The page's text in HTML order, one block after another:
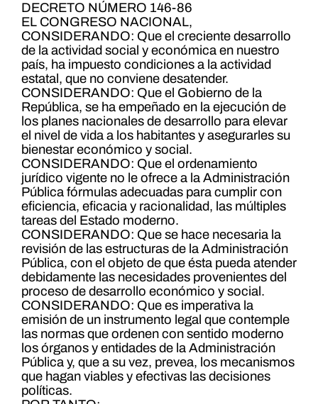
DECRETO NÚMERO 146-86
EL CONGRESO NACIONAL,
CONSIDERANDO: Que el creciente desarrollo
de la actividad social y económica en nuestro
país, ha impuesto condiciones a la actividad
estatal, que no conviene desatender.
CONSIDERANDO: Que el Gobierno de la
República, se ha empeñado en la ejecución de
los planes nacionales de desarrollo para elevar
el nivel de vida a los habitantes y asegurarles su
bienestar económico y social.
CONSIDERANDO: Que el ordenamiento
jurídico vigente no le ofrece a la Administración
Pública fórmulas adecuadas para cumplir con
eficiencia, eficacia y racionalidad, las múltiples
tareas del Estado moderno.
CONSIDERANDO: Que se hace necesaria la
revisión de las estructuras de la Administración
Pública, con el objeto de que ésta pueda atender
debidamente las necesidades provenientes del
proceso de desarrollo económico y social.
CONSIDERANDO: Que es imperativa la
emisión de un instrumento legal que contemple
las normas que ordenen con sentido moderno
los órganos y entidades de la Administración
Pública y, que a su vez, prevea, los mecanismos
que hagan viables y efectivas las decisiones
políticas.